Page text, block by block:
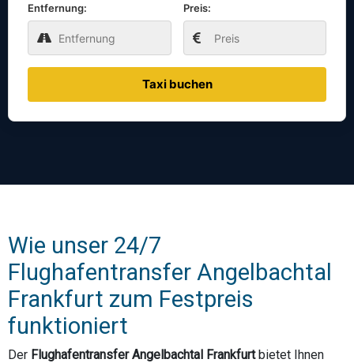
Entfernung: Preis:
Taxi buchen
Wie unser 24/7
Flughafentransfer Angelbachtal
Frankfurt zum Festpreis
funktioniert
Der Flughafentransfer Angelbachtal Frankfurtbietet Ihnen